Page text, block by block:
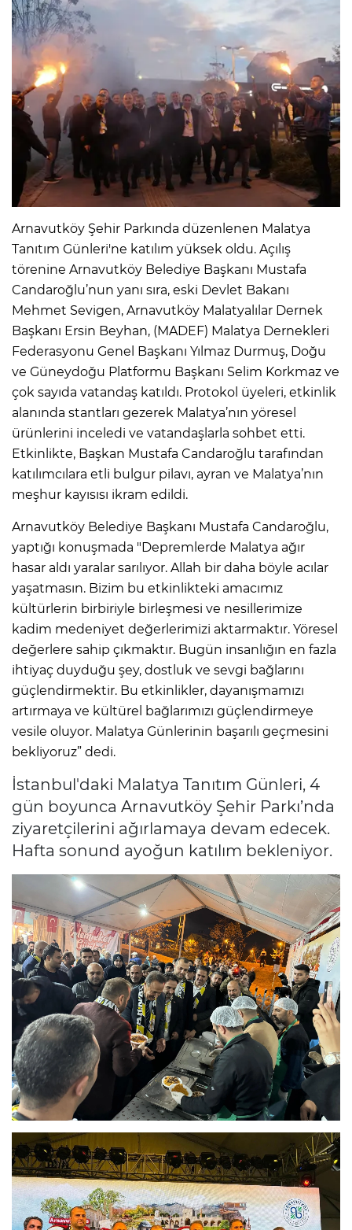
Arnavutköy Şehir Parkında düzenlenen Malatya
Tanıtım Günleri'ne katılım yüksek oldu. Açılış
törenine Arnavutköy Belediye Başkanı Mustafa
Candaroğlu’nun yanı sıra, eski Devlet Bakanı
Mehmet Sevigen, Arnavutköy Malatyalılar Dernek
Başkanı Ersin Beyhan, (MADEF) Malatya Dernekleri
Federasyonu Genel Başkanı Yılmaz Durmuş, Doğu
ve Güneydoğu Platformu Başkanı Selim Korkmaz ve
çok sayıda vatandaş katıldı. Protokol üyeleri, etkinlik
alanında stantları gezerek Malatya’nın yöresel
ürünlerini inceledi ve vatandaşlarla sohbet etti.
Etkinlikte, Başkan Mustafa Candaroğlu tarafından
katılımcılara etli bulgur pilavı, ayran ve Malatya’nın
meşhur kayısısı ikram edildi.
Arnavutköy Belediye Başkanı Mustafa Candaroğlu,
yaptığı konuşmada "Depremlerde Malatya ağır
hasar aldı yaralar sarılıyor. Allah bir daha böyle acılar
yaşatmasın. Bizim bu etkinlikteki amacımız
kültürlerin birbiriyle birleşmesi ve nesillerimize
kadim medeniyet değerlerimizi aktarmaktır. Yöresel
değerlere sahip çıkmaktır. Bugün insanlığın en fazla
ihtiyaç duyduğu şey, dostluk ve sevgi bağlarını
güçlendirmektir. Bu etkinlikler, dayanışmamızı
artırmaya ve kültürel bağlarımızı güçlendirmeye
vesile oluyor. Malatya Günlerinin başarılı geçmesini
bekliyoruz” dedi.
İstanbul'daki Malatya Tanıtım Günleri, 4
gün boyunca Arnavutköy Şehir Parkı’nda
ziyaretçilerini ağırlamaya devam edecek.
Hafta sonund ayoğun katılım bekleniyor.